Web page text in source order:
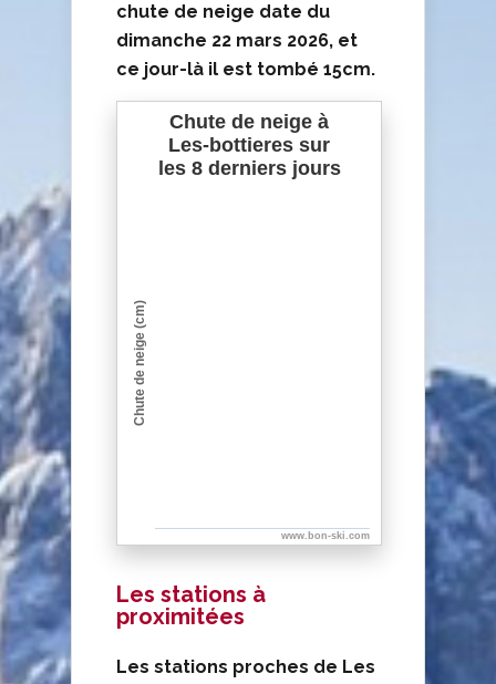
chute de neige date du
dimanche 22 mars 2026, et
ce jour-là il est tombé 15cm.
Chute de neige (cm)
Chute de neige à
Les-bottieres sur
les 8 derniers jours
www.bon-ski.com
Les stations à
proximitées
Les stations proches de Les